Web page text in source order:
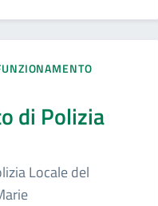
di Polizia
Locale del